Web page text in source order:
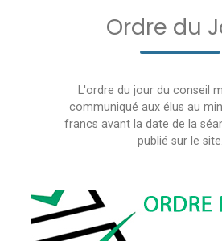
Ordre du
L'ordre du jour du conseil
communiqué aux élus au
francs avant la date de la
publié sur le site.